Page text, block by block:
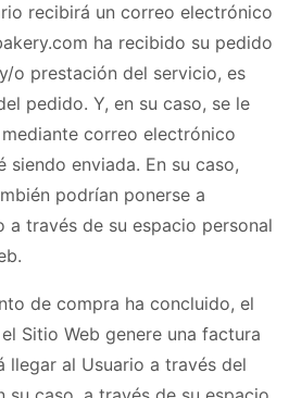
recibirá un correo electrónico
ha recibido su pedido
o prestación del servicio, es
pedido. Y, en su caso, se le
correo electrónico
siendo enviada. En su caso,
podrían ponerse a
a través de su espacio personal
de compra ha concluido, el
Sitio Web genere una factura
llegar al Usuario a través del